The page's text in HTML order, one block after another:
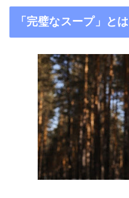
「完璧なスープ」とは